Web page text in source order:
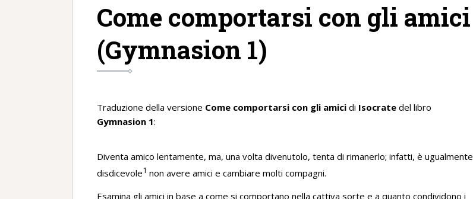
Come comportarsi con gli amici
(Gymnasion 1)
Traduzione della versione Come comportarsi con gli amici di Isocrate del libro
Gymnasion 1:
Diventa amico lentamente, ma, una volta divenutolo, tenta di rimanerlo; infatti, è ugualmente
disdicevole1 non avere amici e cambiare molti compagni.
Esamina gli amici in base a come si comportano nella cattiva sorte e a quanto condividono i